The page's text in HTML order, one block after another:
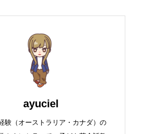
ayuciel
験（オーストラリア・カナダ）の